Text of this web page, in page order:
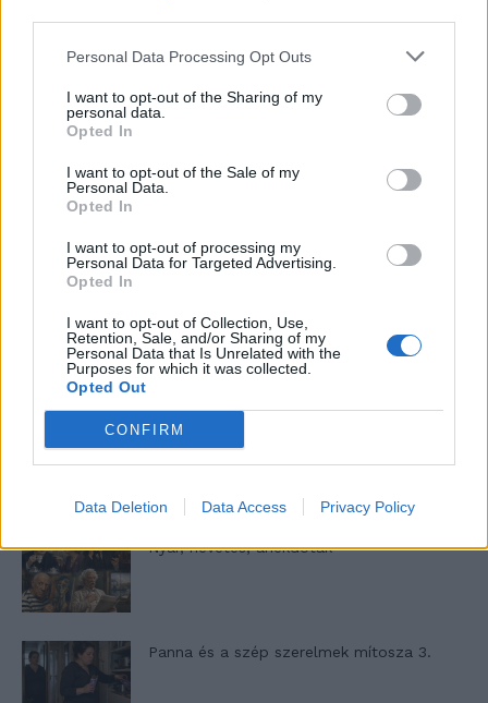
Personal Data Processing Opt Outs
I want to opt-out of the Sharing of my
personal data.
Opted In
I want to opt-out of the Sale of my
Personal Data.
Opted In
I want to opt-out of processing my
Personal Data for Targeted Advertising.
Opted In
I want to opt-out of Collection, Use,
Retention, Sale, and/or Sharing of my
Personal Data that Is Unrelated with the
Purposes for which it was collected.
Opted Out
CONFIRM
Data Deletion Data Access Privacy Policy
Pedig szóltam… – Miért nem hiszünk a
13. rész
Woody Allen megosztó zsenialitása
A világ legismertebb ruhái
Nyár, nevetés, anekdoták
Panna és a szép szerelmek mítosza 3.